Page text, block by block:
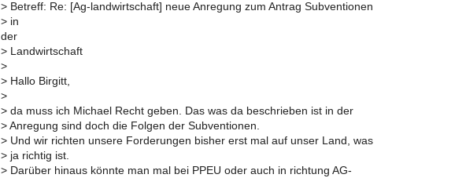
> Betreff: Re: [Ag-landwirtschaft] neue Anregung zum Antrag Subventionen
> in
der
> Landwirtschaft
>
> Hallo Birgitt,
>
> da muss ich Michael Recht geben. Das was da beschrieben ist in der
> Anregung sind doch die Folgen der Subventionen.
> Und wir richten unsere Forderungen bisher erst mal auf unser Land, was
> ja richtig ist.
> Darüber hinaus könnte man mal bei PPEU oder auch in richtung AG-